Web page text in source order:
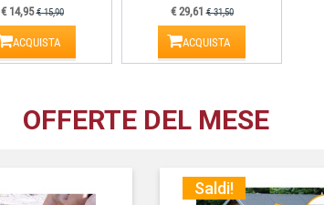
€ 14,95€ 15,90
ACQUISTA
€ 29,61€ 31,50
ACQUISTA
OFFERTE DEL MESE
Saldi!